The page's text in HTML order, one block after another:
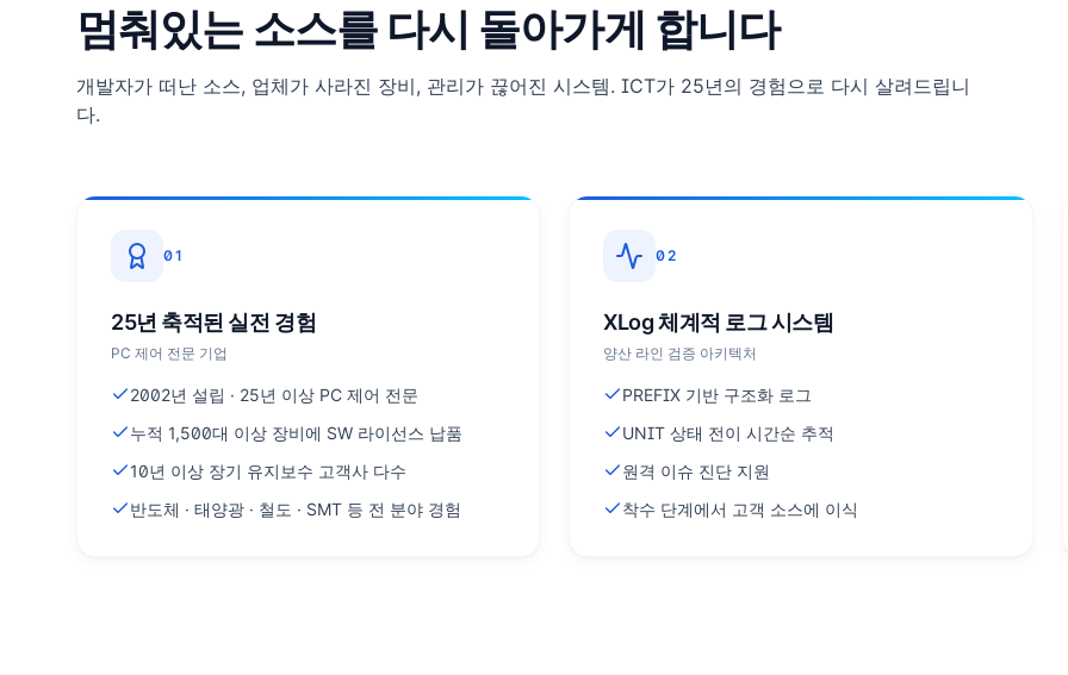
멈춰있는 소스를 다시 돌아가게 합니다
개발자가 떠난 소스, 업체가 사라진 장비, 관리가 끊어진 시스템. ICT가 25년의 경험으로 다시 살려드립니
다.
01
25년 축적된 실전 경험
PC 제어 전문 기업
2002년 설립 · 25년 이상 PC 제어 전문
누적 1,500대 이상 장비에 SW 라이선스 납품
10년 이상 장기 유지보수 고객사 다수
반도체 · 태양광 · 철도 · SMT 등 전 분야 경험
02
XLog 체계적 로그 시스템
양산 라인 검증 아키텍처
PREFIX 기반 구조화 로그
UNIT 상태 전이 시간순 추적
원격 이슈 진단 지원
착수 단계에서 고객 소스에 이식